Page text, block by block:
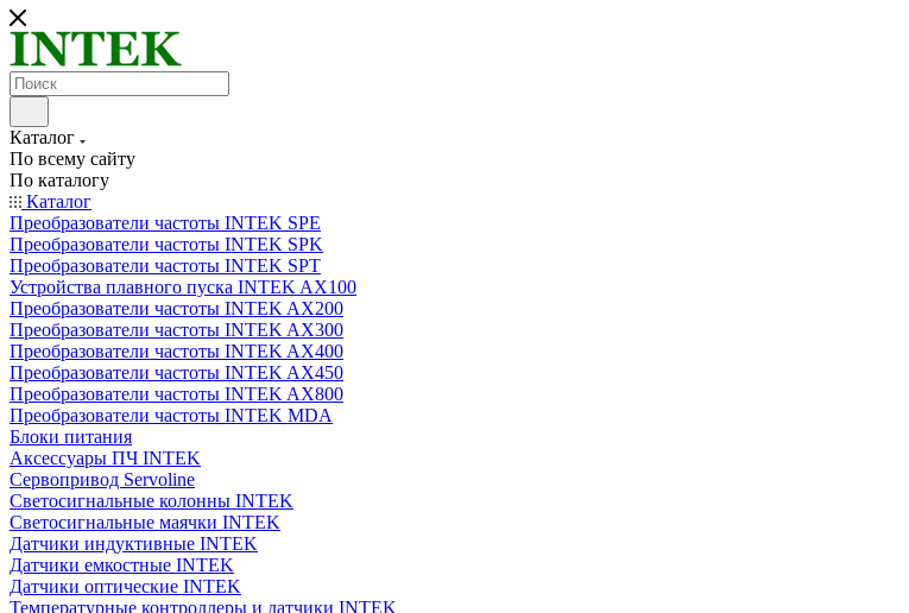
Каталог
По всему сайту
По каталогу
Каталог
Преобразователи частоты INTEK SPE
Преобразователи частоты INTEK SPK
Преобразователи частоты INTEK SPT
Устройства плавного пуска INTEK AX100
Преобразователи частоты INTEK AX200
Преобразователи частоты INTEK AX300
Преобразователи частоты INTEK AX400
Преобразователи частоты INTEK AX450
Преобразователи частоты INTEK AX800
Преобразователи частоты INTEK MDA
Блоки питания
Аксессуары ПЧ INTEK
Сервопривод Servoline
Светосигнальные колонны INTEK
Светосигнальные маячки INTEK
Датчики индуктивные INTEK
Датчики емкостные INTEK
Датчики оптические INTEK
Температурные контроллеры и датчики INTEK